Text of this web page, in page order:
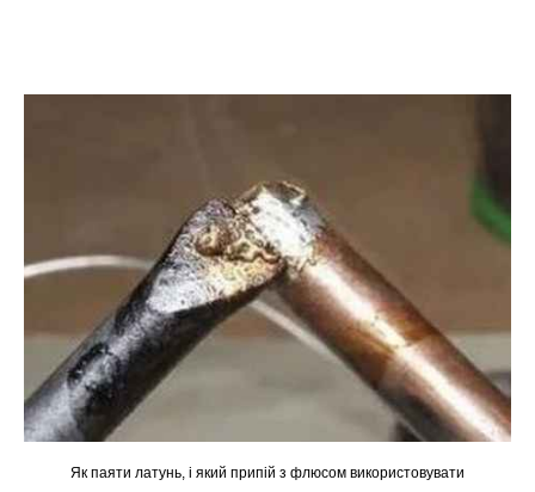
Як паяти латунь, і який припій з флюсом використовувати